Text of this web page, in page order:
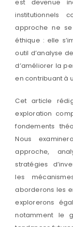
est devenue
institutionnels
approche ne
éthique : elle
outil d’analyse
d’améliorer la
en contribuant à
Cet article
exploration
fondements
Nous
approche,
stratégies
les
aborderons les
explorerons
notamment le